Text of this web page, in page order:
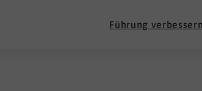
Führung verbessern